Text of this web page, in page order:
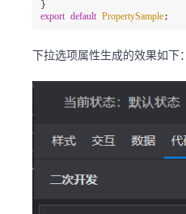
export default PropertySample;
下拉选项属性生成的效果如下：